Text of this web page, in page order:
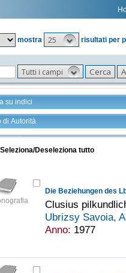
mostra
25 risultati per
Tutti i campi
su indici
di Autorità
+
Seleziona/Deseleziona tutto
Clusius
Ubrizsy Savoia,
Anno: 1977